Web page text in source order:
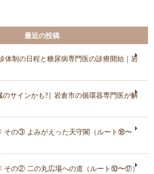
最近の投稿
体制の日程と糖尿病専門医の診療開始｜岩
のサインかも?| 岩倉市の循環器専門医が解
その③ よみがえった天守閣（ルート⑱〜
その② 二の丸広場への道（ルート⑩〜⑰）